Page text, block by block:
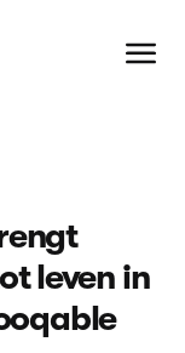
leven in